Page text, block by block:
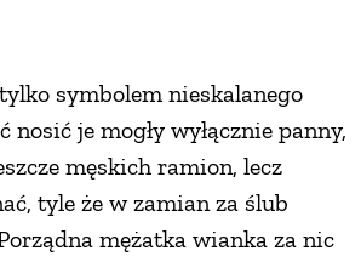
symbolem nieskalanego
nosić je mogły wyłącznie panny,
męskich ramion, lecz
tyle że w zamian za ślub
mężatka wianka za nic